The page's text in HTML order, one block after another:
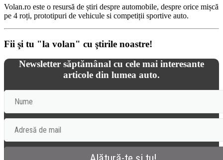
Volan.ro este o resursă de știri despre automobile, despre orice mișcă
pe 4 roți, prototipuri de vehicule si competiții sportive auto.
Fii şi tu "la volan" cu ştirile noastre!
Newsletter săptămânal cu cele mai interesante
articole din lumea auto.